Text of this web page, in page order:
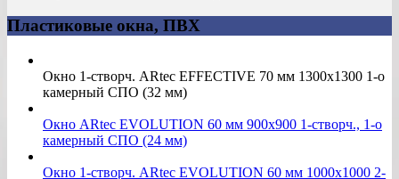
Пластиковые окна, ПВХ
Окно 1-створч. ARtec EFFECTIVE 70 мм 1300х1300 1-о
камерный СПО (32 мм)
Окно ARtec EVOLUTION 60 мм 900х900 1-створч., 1-о
камерный СПО (24 мм)
Окно 1-створч. ARtec EVOLUTION 60 мм 1000х1000 2-